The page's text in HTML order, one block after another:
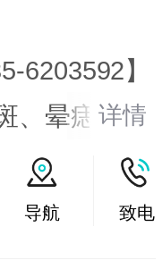
6203592】
、晕痣的医
的诊治，尤
子激光以及
详情
导航 致电